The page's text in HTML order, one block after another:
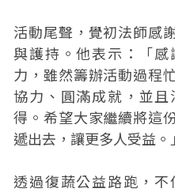
活動尾聲，覺初法師感
與護持。他表示：「
力，雖然籌辦活動過程
協力、圓滿成就，並
得。希望大家繼續將這
遞出去，讓更多人受益。」
透過復蔬公益路跑，